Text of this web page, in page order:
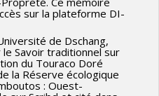
traits fonc/onnels.
partnership. Organisme
de recherche du Québec.
Des solu(ons fondées sur la
des eaux pluviales ou
sur la plateforme DI-
de Dschang,
Savoir traditionnel sur
du Touraco Doré
la Réserve écologique
: Ouest-